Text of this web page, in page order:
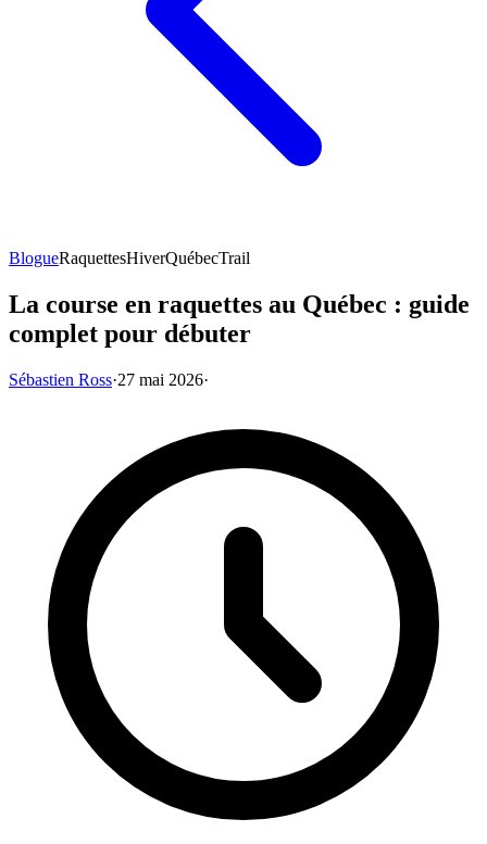
BlogueRaquettesHiverQuébecTrail
La course en raquettes au Québec : guide
complet pour débuter
Sébastien Ross·27 mai 2026·